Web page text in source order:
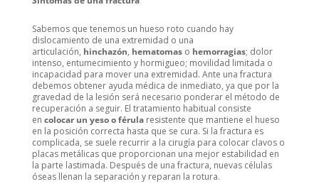
Sabemos que tenemos un hueso roto cuando hay
dislocamiento de una extremidad o una
articulación, hinchazón, hematomas o hemorragias; dolor
intenso, entumecimiento y hormigueo; movilidad limitada o
incapacidad para mover una extremidad. Ante una fractura
debemos obtener ayuda médica de inmediato, ya que por la
gravedad de la lesión será necesario ponderar el método de
recuperación a seguir. El tratamiento habitual consiste
en colocar un yeso o férularesistente que mantiene el hueso
en la posición correcta hasta que se cura. Si la fractura es
complicada, se suele recurrir a la cirugía para colocar clavos o
placas metálicas que proporcionan una mejor estabilidad en
la parte lastimada. Después de una fractura, nuevas células
óseas llenan la separación y reparan la rotura.